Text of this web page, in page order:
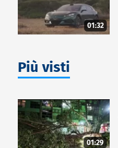
01:32
Più visti
01:29